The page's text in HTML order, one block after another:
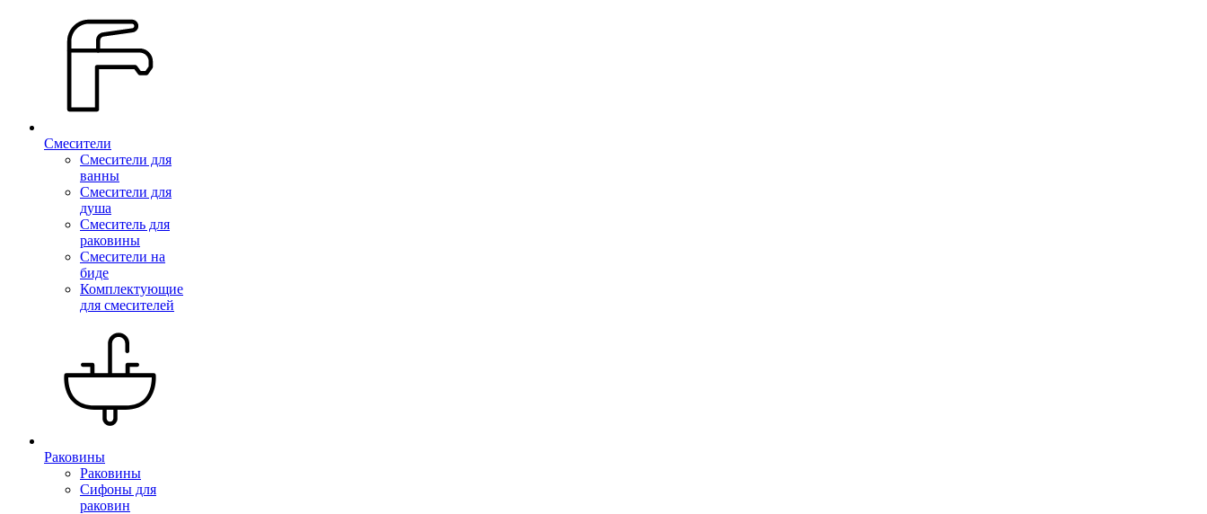
Смесители
Смесители для
ванны
Смесители для
душа
Смеситель для
раковины
Смесители на
биде
Комплектующие
для смесителей
Раковины
Раковины
Сифоны для
раковин